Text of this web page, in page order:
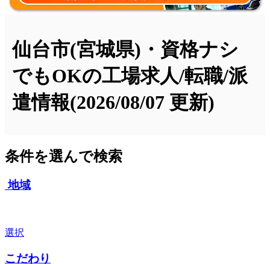
仙台市(宮城県)・資格ナシ
でもOKの工場求人/転職/派
遣情報(2026/08/07 更新)
条件を選んで検索
地域
選択
こだわり